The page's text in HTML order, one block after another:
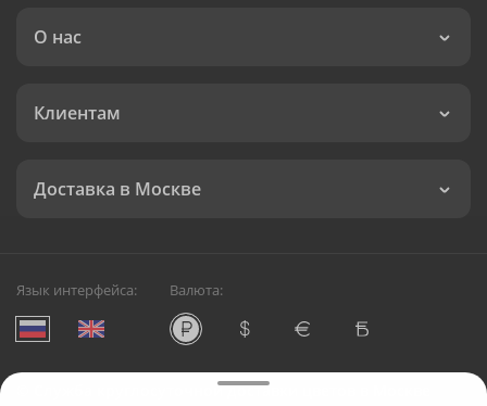
О нас
Клиентам
Доставка в Москве
Язык интерфейса: Валюта:
Служба круглосуточной доставки цветов в Москве